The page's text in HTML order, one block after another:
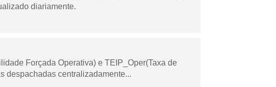
diariamente.
Forçada Operativa) e TEIP_Oper(Taxa de
despachadas centralizadamente...